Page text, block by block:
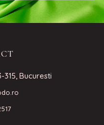
315, Bucuresti